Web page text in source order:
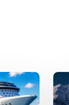
strana